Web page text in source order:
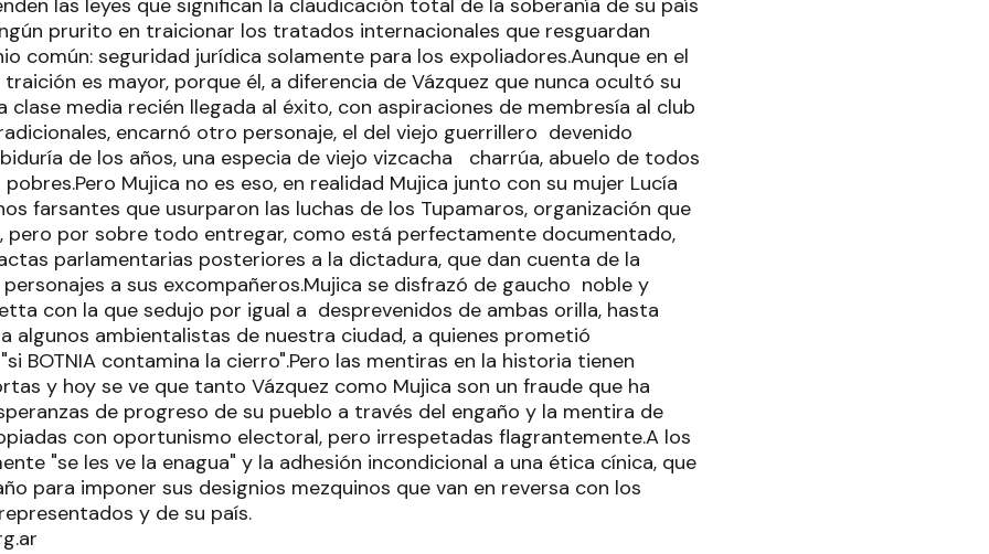
las leyes que significan la claudicación total de la soberanía de su país
prurito en traicionar los tratados internacionales que resguardan
común: seguridad jurídica solamente para los expoliadores.Aunque en el
es mayor, porque él, a diferencia de Vázquez que nunca ocultó su
clase media recién llegada al éxito, con aspiraciones de membresía al club
encarnó otro personaje, el del viejo guerrillero devenido
de los años, una especia de viejo vizcacha charrúa, abuelo de todos
Mujica no es eso, en realidad Mujica junto con su mujer Lucía
farsantes que usurparon las luchas de los Tupamaros, organización que
pero por sobre todo entregar, como está perfectamente documentado,
parlamentarias posteriores a la dictadura, que dan cuenta de la
a sus excompañeros.Mujica se disfrazó de gaucho noble y
con la que sedujo por igual a desprevenidos de ambas orilla, hasta
algunos ambientalistas de nuestra ciudad, a quienes prometió
BOTNIA contamina la cierro".Pero las mentiras en la historia tienen
y hoy se ve que tanto Vázquez como Mujica son un fraude que ha
de progreso de su pueblo a través del engaño y la mentira de
con oportunismo electoral, pero irrespetadas flagrantemente.A los
"se les ve la enagua" y la adhesión incondicional a una ética cínica, que
para imponer sus designios mezquinos que van en reversa con los
y de su país.